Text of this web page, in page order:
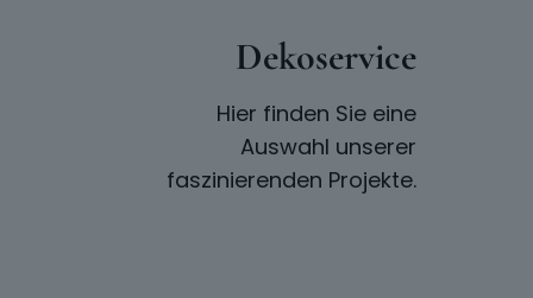
Dekoservice
Hier finden Sie eine
Auswahl unserer
faszinierenden Projekte.